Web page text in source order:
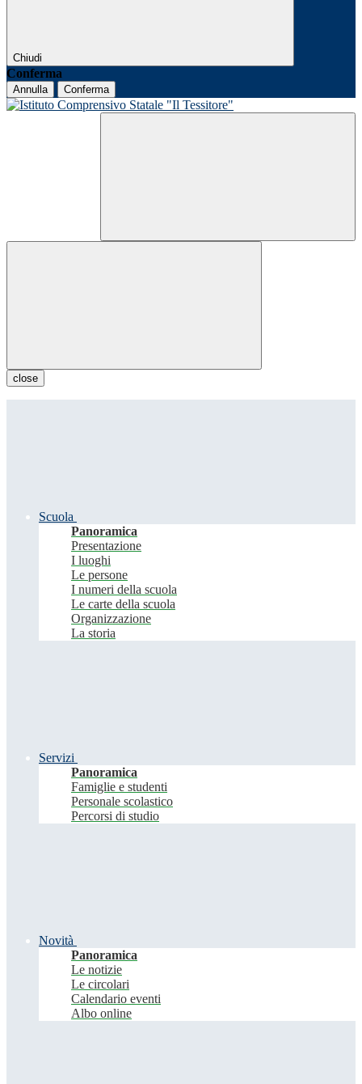
Chiudi
Conferma
Annulla Conferma
close
Scuola
Panoramica
Presentazione
I luoghi
Le persone
I numeri della scuola
Le carte della scuola
Organizzazione
La storia
Servizi
Panoramica
Famiglie e studenti
Personale scolastico
Percorsi di studio
Novità
Panoramica
Le notizie
Le circolari
Calendario eventi
Albo online